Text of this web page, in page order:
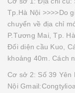
Tp.Hà Nội >>>>Do
chuyển về địa chỉ
P.Tương Mai, Tp.
Đối diện cầu Kuo,
khoảng 40m. Cách
Cơ sở 2: Số 39 Yên
Nội